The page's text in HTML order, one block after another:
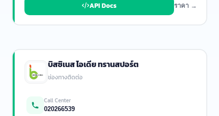
API Docs
ราคา →
บิสซิเนส ไอเดีย ทรานสปอร์ต
ช่องทางติดต่อ
Call Center
020266539